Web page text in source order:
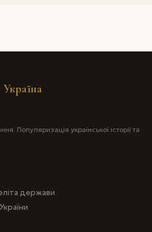
Популяризація української історії та
держави